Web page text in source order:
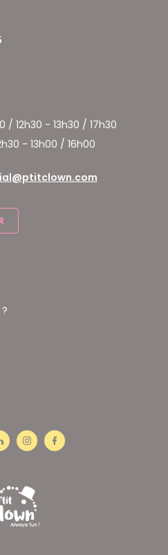
/ 12h30 - 13h30 / 17h30
- 13h00 / 16h00